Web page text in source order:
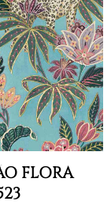
FLORA